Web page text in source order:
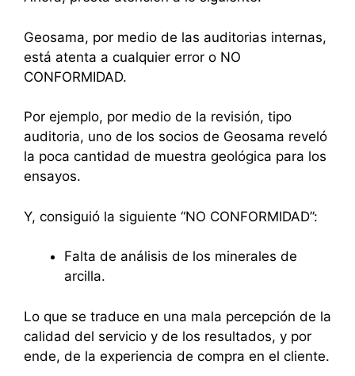
Geosama, por medio de las auditorias internas,
está atenta a cualquier error o NO
CONFORMIDAD.
Por ejemplo, por medio de la revisión, tipo
auditoria, uno de los socios de Geosama reveló
la poca cantidad de muestra geológica para los
ensayos.
Y, consiguió la siguiente “NO CONFORMIDAD”:
Falta de análisis de los minerales de
arcilla.
Lo que se traduce en una mala percepción de la
calidad del servicio y de los resultados, y por
ende, de la experiencia de compra en el cliente.